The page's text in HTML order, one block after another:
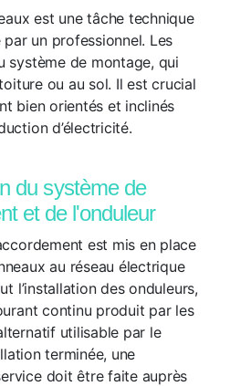
est une tâche technique
un professionnel. Les
système de montage, qui
ou au sol. Il est crucial
bien orientés et inclinés
d’électricité.
du système de
et de l'onduleur
est mis en place
au réseau électrique
l’installation des onduleurs,
continu produit par les
utilisable par le
terminée, une
doit être faite auprès